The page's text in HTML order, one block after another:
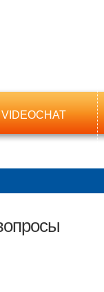
VIDEOCHAT